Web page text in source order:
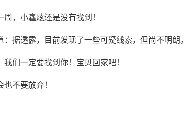
周，小鑫炫还是没有找到！
：据透露，目前发现了一些可疑线索，但尚不明朗。
我们一定要找到你！宝贝回家吧！
也不要放弃！